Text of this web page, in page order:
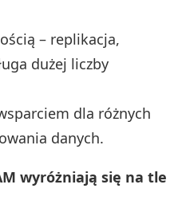
– replikacja,
dużej liczby
dla różnych
danych.
wyróżniają się na tle